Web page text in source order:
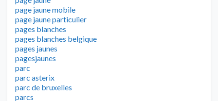
page jaune mobile
page jaune particulier
pages blanches
pages blanches belgique
pages jaunes
pagesjaunes
parc
parc asterix
parc de bruxelles
parcs